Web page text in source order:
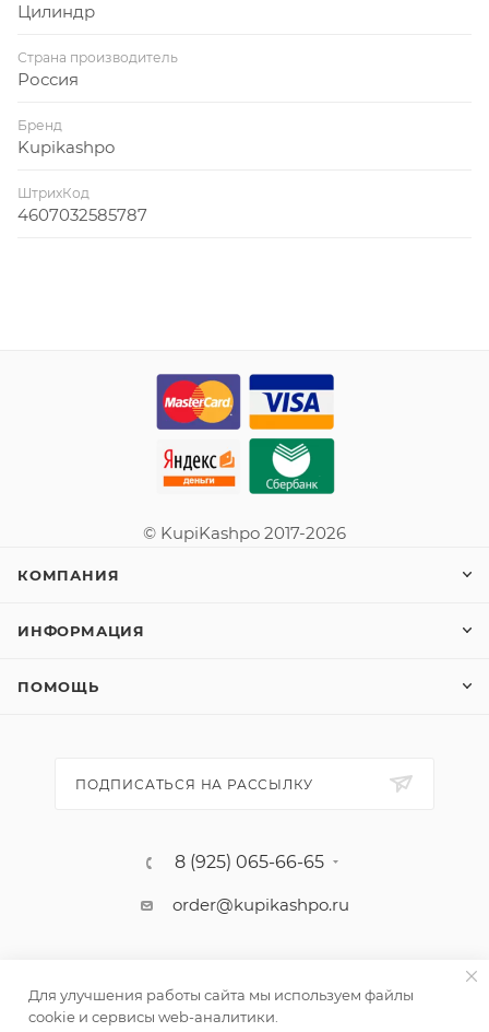
Цилиндр
Страна производитель
Россия
Бренд
Kupikashpo
ШтрихКод
4607032585787
© KupiKashpo 2017-2026
КОМПАНИЯ
ИНФОРМАЦИЯ
ПОМОЩЬ
ПОДПИСАТЬСЯ НА РАССЫЛКУ
8 (925) 065-66-65
order@kupikashpo.ru
Для улучшения работы сайта мы используем файлы
cookie и сервисы web-аналитики.